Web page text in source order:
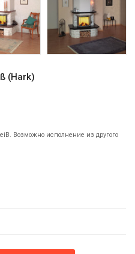
(Hark)
Возможно исполнение из другого